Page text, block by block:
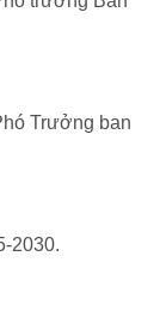
Trưởng ban
2030.